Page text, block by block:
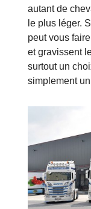
autant de
le plus léger.
peut vous
et gravissent
surtout un
simplement